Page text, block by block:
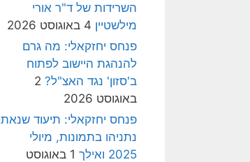
השרידות של ד"ר אורי
מילשטיין 4 באוגוסט 2026
פנחס יחזקאלי: מה גרם
להנהגת היישוב לפתוח
ב'סזון' נגד האצ"ל? 2
באוגוסט 2026
פנחס יחזקאלי: תיעוד שנאת
נתניהו בתמונות, מיולי
2025 ואילך
1 באוגוסט